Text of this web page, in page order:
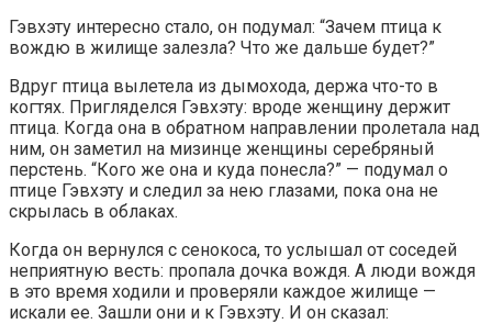
Гэвхэту интересно стало, он подумал: “Зачем птица к
вождю в жилище залезла? Что же дальше будет?”
Вдруг птица вылетела из дымохода, держа что-то в
когтях. Пригляделся Гэвхэту: вроде женщину держит
птица. Когда она в обратном направлении пролетала над
ним, он заметил на мизинце женщины серебряный
перстень. “Кого же она и куда понесла?” — подумал о
птице Гэвхэту и следил за нею глазами, пока она не
скрылась в облаках.
Когда он вернулся с сенокоса, то услышал от соседей
неприятную весть: пропала дочка вождя. А люди вождя
в это время ходили и проверяли каждое жилище —
искали ее. Зашли они и к Гэвхэту. И он сказал: